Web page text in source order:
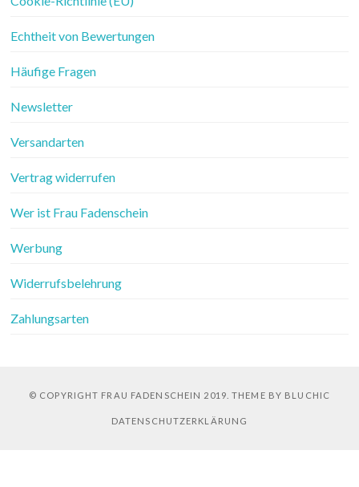
Echtheit von Bewertungen
Häufige Fragen
Newsletter
Versandarten
Vertrag widerrufen
Wer ist Frau Fadenschein
Werbung
Widerrufsbelehrung
Zahlungsarten
© COPYRIGHT FRAU FADENSCHEIN 2019. THEME BY BLUCHIC
DATENSCHUTZERKLÄRUNG